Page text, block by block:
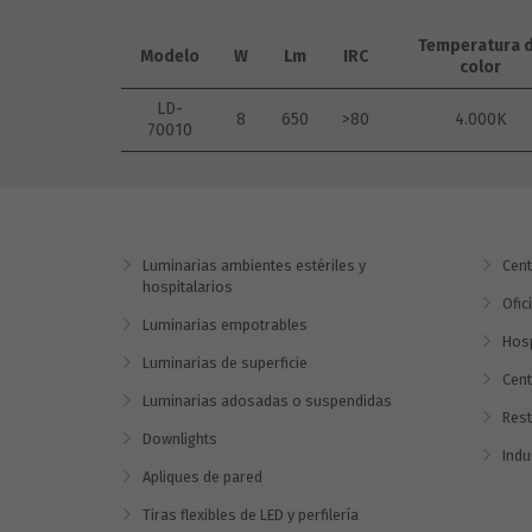
Modelo W Lm IRC
Temperatura
color
LD-
70010
8 650 >80 4.000K
Luminarias ambientes estériles y
hospitalarios
Luminarias empotrables
Luminarias de superficie
Luminarias adosadas o suspendidas
Downlights
Apliques de pared
Tiras flexibles de LED y perfilería